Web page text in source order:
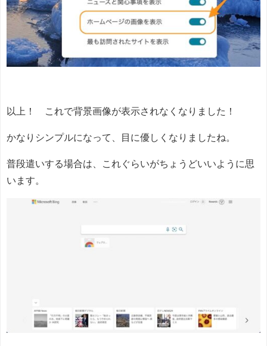
以上！ これで背景画像が表示されなくなりました！
かなりシンプルになって、目に優しくなりましたね。
普段遣いする場合は、これぐらいがちょうどいいように思
います。